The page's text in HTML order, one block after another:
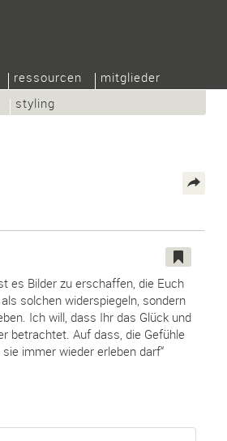
styling
ressourcen mitglieder
es Bilder zu erschaffen, die Euch
solchen widerspiegeln, sondern
Ich will, dass Ihr das Glück und
betrachtet. Auf dass, die Gefühle
immer wieder erleben darf“